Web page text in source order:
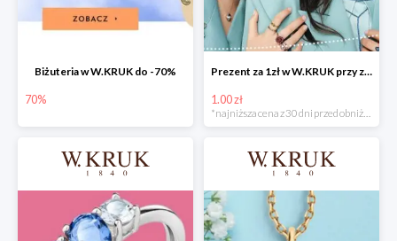
Biżuteria w W.KRUK do -70%
70%
Prezent za 1zł w W.KRUK przy zakupie za określoną kwotę
1.00 zł